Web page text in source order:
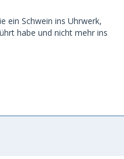
ein Schwein ins Uhrwerk,
habe und nicht mehr ins